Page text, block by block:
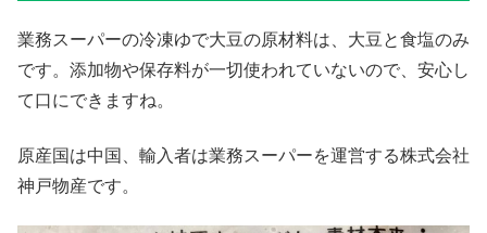
業務スーパーの冷凍ゆで大豆の原材料は、大豆と食塩のみ
です。添加物や保存料が一切使われていないので、安心し
て口にできますね。
原産国は中国、輸入者は業務スーパーを運営する株式会社
神戸物産です。